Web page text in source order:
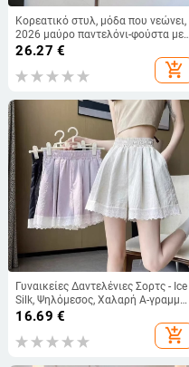
Κορεατικό στυλ, μόδα που νεώνει,
2026 μαύρο παντελόνι-φούστα με
ψηλή μέση και κορδόνι, Α-γραμμή,
φουσκωτές κοντές culottes για
γυναίκες
26.27 €
add_shopping_cart
Γυναικείες Δαντελένιες Σορτς - Ice
Silk, Ψηλόμεσος, Χαλαρή Α-γραμμή,
Μεσαίο μήκος μηρού, Ευρύ Κόψιμο
16.69 €
add_shopping_cart